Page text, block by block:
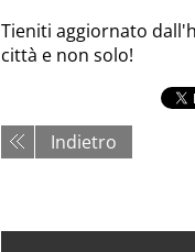
Tieniti aggiornato
città e non solo!
Indietro